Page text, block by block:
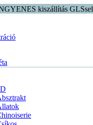
kiszállítás GLSsel